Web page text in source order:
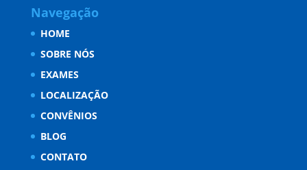
Navegação
HOME
SOBRE NÓS
EXAMES
LOCALIZAÇÃO
CONVÊNIOS
BLOG
CONTATO